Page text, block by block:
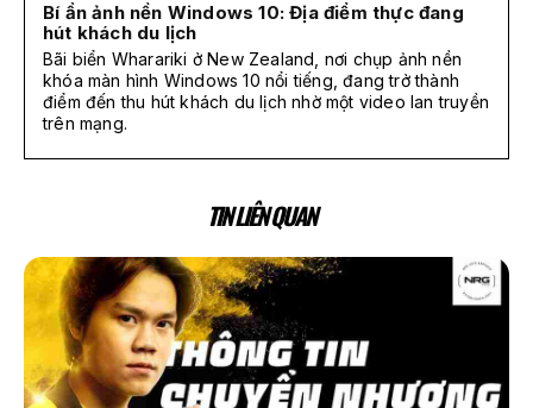
Bí ẩn ảnh nền Windows 10: Địa điểm thực đang
hút khách du lịch
Bãi biển Wharariki ở New Zealand, nơi chụp ảnh nền
khóa màn hình Windows 10 nổi tiếng, đang trở thành
điểm đến thu hút khách du lịch nhờ một video lan truyền
trên mạng.
TIN LIÊN QUAN